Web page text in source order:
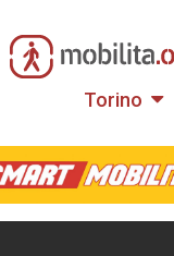
Torino